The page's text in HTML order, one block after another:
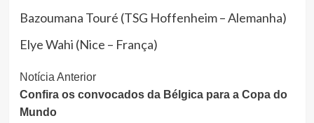
Bazoumana Touré (TSG Hoffenheim – Alemanha)
Elye Wahi (Nice – França)
Continue
Lendo
Notícia Anterior
Confira os convocados da Bélgica para a Copa do
Mundo